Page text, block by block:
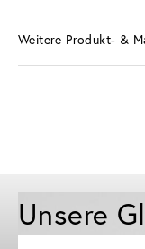
Weitere Produkt- &
Unsere